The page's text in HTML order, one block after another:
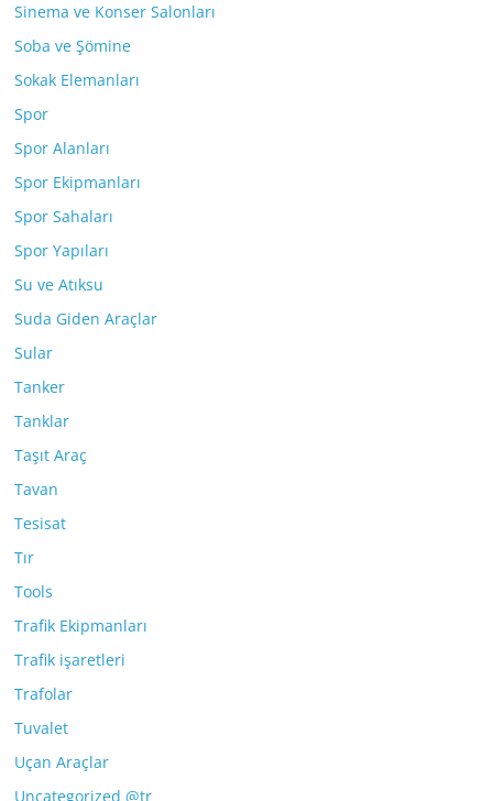
Sinema ve Konser Salonları
Soba ve Şömine
Sokak Elemanları
Spor
Spor Alanları
Spor Ekipmanları
Spor Sahaları
Spor Yapıları
Su ve Atıksu
Suda Giden Araçlar
Sular
Tanker
Tanklar
Taşıt Araç
Tavan
Tesisat
Tır
Tools
Trafik Ekipmanları
Trafik işaretleri
Trafolar
Tuvalet
Uçan Araçlar
Uncategorized @tr